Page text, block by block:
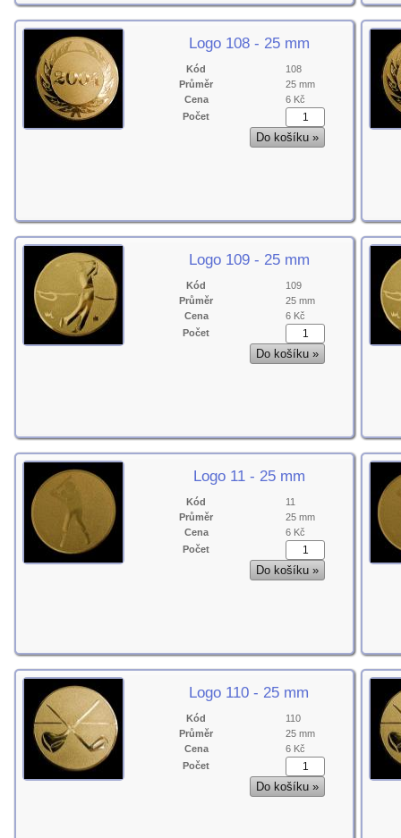
Logo 108 - 25 mm
Kód
108
Průměr
25 mm
Cena
6 Kč
Počet
Logo 109 - 25 mm
Kód
109
Průměr
25 mm
Cena
6 Kč
Počet
Logo 11 - 25 mm
Kód
11
Průměr
25 mm
Cena
6 Kč
Počet
Logo 110 - 25 mm
Kód
110
Průměr
25 mm
Cena
6 Kč
Počet